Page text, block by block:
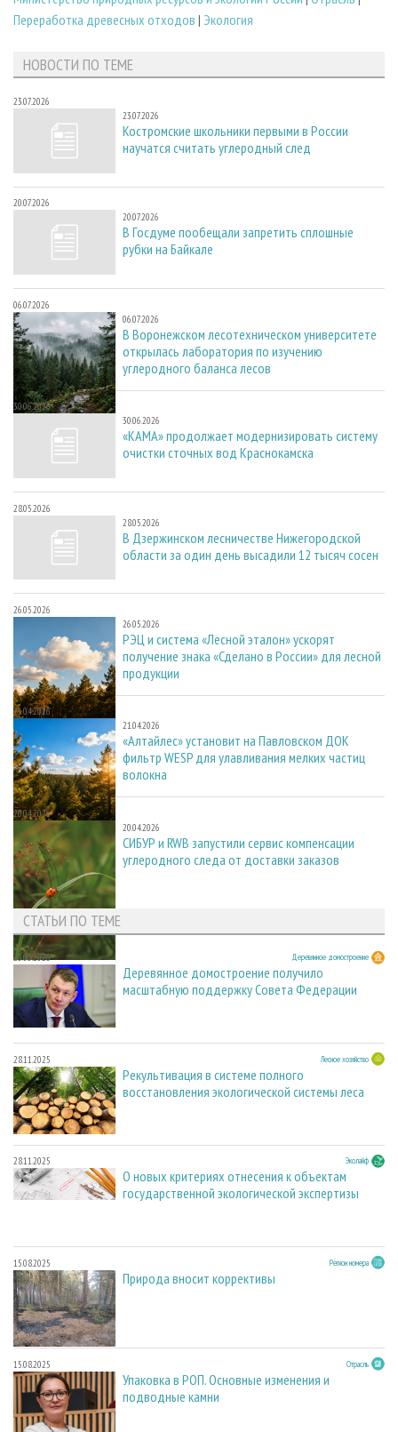
Переработка древесных отходов | Экология
НОВОСТИ ПО ТЕМЕ
23.07.2026
23.07.2026
Костромские школьники первыми в России
научатся считать углеродный след
20.07.2026
20.07.2026
В Госдуме пообещали запретить сплошные
рубки на Байкале
06.07.2026
06.07.2026
В Воронежском лесотехническом университете
открылась лаборатория по изучению
углеродного баланса лесов
30.06.2026
30.06.2026
«КАМА» продолжает модернизировать систему
очистки сточных вод Краснокамска
28.05.2026
28.05.2026
В Дзержинском лесничестве Нижегородской
области за один день высадили 12 тысяч сосен
26.05.2026
26.05.2026
РЭЦ и система «Лесной эталон» ускорят
получение знака «Сделано в России» для лесной
продукции
21.04.2026
21.04.2026
«Алтайлес» установит на Павловском ДОК
фильтр WESP для улавливания мелких частиц
волокна
20.04.2026
20.04.2026
СИБУР и RWB запустили сервис компенсации
углеродного следа от доставки заказов
СТАТЬИ ПО ТЕМЕ
23.03.2026 Деревянное домостроение
Деревянное домостроение получило
масштабную поддержку Совета Федерации
28.11.2025 Лесное хозяйство
Рекультивация в системе полного
восстановления экологической системы леса
28.11.2025 Эколайф
О новых критериях отнесения к объектам
государственной экологической экспертизы
15.08.2025 Регион номера
Природа вносит коррективы
15.08.2025 Отрасль
Упаковка в РОП. Основные изменения и
подводные камни